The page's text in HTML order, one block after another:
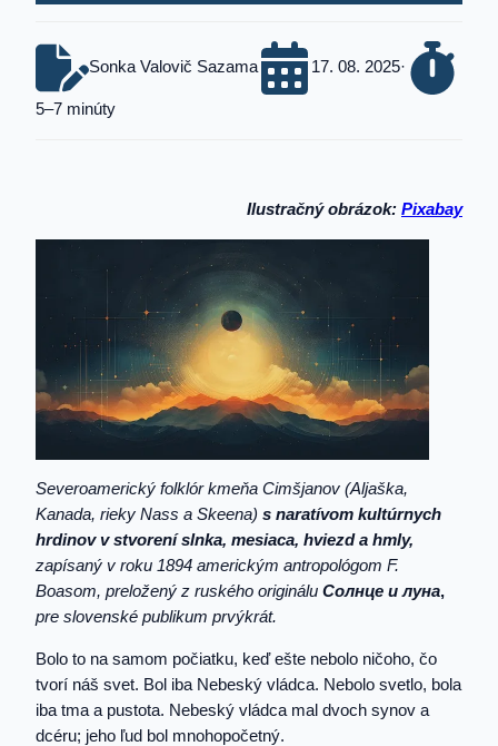
Sonka Valovič Sazama 17. 08. 2025·
5–7 minúty
Ilustračný obrázok: Pixabay
Severoamerický folklór kmeňa Cimšjanov (Aljaška,
Kanada, rieky Nass a Skeena) s naratívom kultúrnych
hrdinov v stvorení slnka, mesiaca, hviezd a hmly,
zapísaný v roku 1894 americkým antropológom F.
Boasom, preložený z ruského originálu Солнце и луна,
pre slovenské publikum prvýkrát.
Bolo to na samom počiatku, keď ešte nebolo ničoho, čo
tvorí náš svet. Bol iba Nebeský vládca. Nebolo svetlo, bola
iba tma a pustota. Nebeský vládca mal dvoch synov a
dcéru; jeho ľud bol mnohopočetný.